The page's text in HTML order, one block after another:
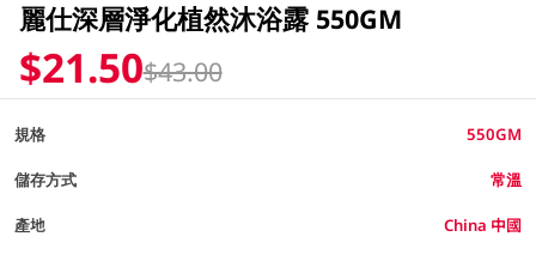
麗仕深層淨化植然沐浴露 550GM
$21.50$43.00
規格 550GM
儲存方式 常溫
產地 China 中國